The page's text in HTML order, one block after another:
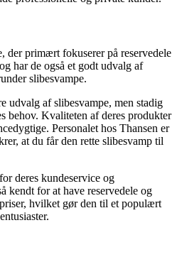
der primært fokuserer på reservedele
har de også et godt udvalg af
slibesvampe.
udvalg af slibesvampe, men stadig
behov. Kvaliteten af deres produkter
Personalet hos Thansen er
at du får den rette slibesvamp til
deres kundeservice og
kendt for at have reservedele og
hvilket gør den til et populært